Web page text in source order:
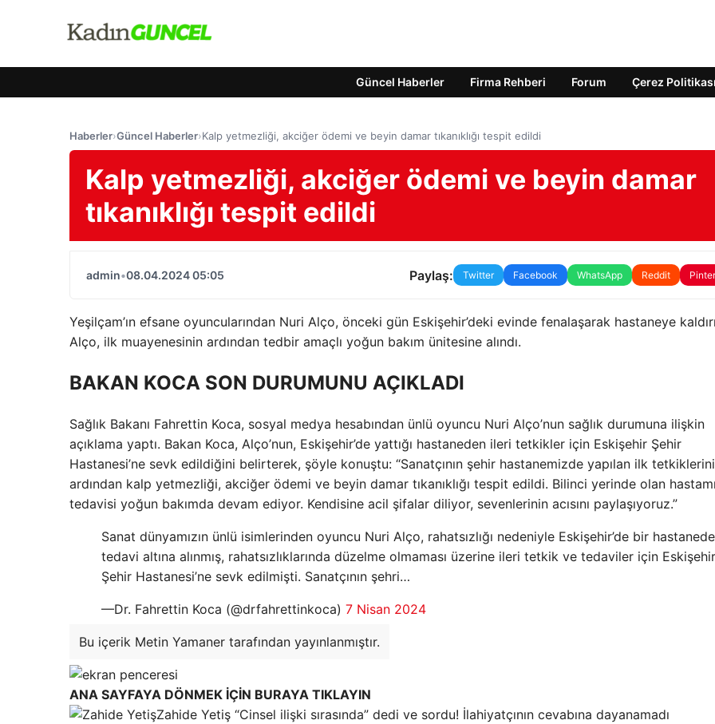
Güncel Haberler Firma Rehberi Forum Çerez Politikası
Haberler›Güncel Haberler›Kalp yetmezliği, akciğer ödemi ve beyin damar tıkanıklığı tespit edildi
Kalp yetmezliği, akciğer ödemi ve beyin damar
tıkanıklığı tespit edildi
admin•08.04.2024 05:05 Paylaş: Twitter Facebook WhatsApp Reddit
Yeşilçam’ın efsane oyuncularından Nuri Alço, önceki gün Eskişehir’deki evinde fenalaşarak hastaneye
Alço, ilk muayenesinin ardından tedbir amaçlı yoğun bakım ünitesine alındı.
BAKAN KOCA SON DURUMUNU AÇIKLADI
Sağlık Bakanı Fahrettin Koca, sosyal medya hesabından ünlü oyuncu Nuri Alço’nun sağlık durumuna ilişkin
açıklama yaptı. Bakan Koca, Alço’nun, Eskişehir’de yattığı hastaneden ileri tetkikler için Eskişehir Şehir
Hastanesi’ne sevk edildiğini belirterek, şöyle konuştu: “Sanatçının şehir hastanemizde yapılan ilk
ardından kalp yetmezliği, akciğer ödemi ve beyin damar tıkanıklığı tespit edildi. Bilinci yerinde olan
tedavisi yoğun bakımda devam ediyor. Kendisine acil şifalar diliyor, sevenlerinin acısını paylaşıyoruz.”
Sanat dünyamızın ünlü isimlerinden oyuncu Nuri Alço, rahatsızlığı nedeniyle Eskişehir’de bir hastanede
tedavi altına alınmış, rahatsızlıklarında düzelme olmaması üzerine ileri tetkik ve tedaviler için Eskişehir
Şehir Hastanesi’ne sevk edilmişti. Sanatçının şehri…
—Dr. Fahrettin Koca (@drfahrettinkoca) 7 Nisan 2024
Bu içerik Metin Yamaner tarafından yayınlanmıştır.
ANA SAYFAYA DÖNMEK İÇİN BURAYA TIKLAYIN
Zahide Yetiş “Cinsel ilişki sırasında” dedi ve sordu! İlahiyatçının cevabına dayanamadı